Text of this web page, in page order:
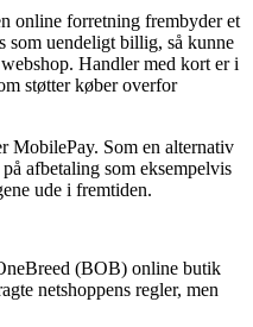
online forretning frembyder et
som uendeligt billig, så kunne
Handler med kort er i
støtter køber overfor
MobilePay. Som en alternativ
afbetaling som eksempelvis
ude i fremtiden.
(BOB) online butik
netshoppens regler, men